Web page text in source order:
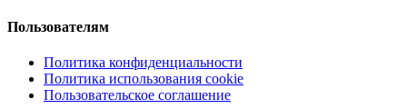
Пользователям
Политика конфиденциальности
Политика использования cookie
Пользовательское соглашение